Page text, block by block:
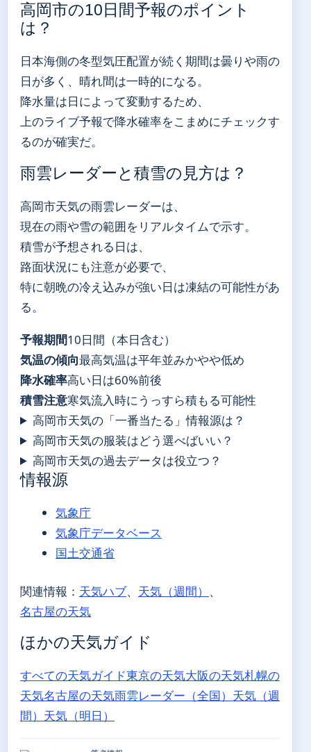
高岡市の10日間予報のポイント
は？
日本海側の冬型気圧配置が続く期間は曇りや雨の
日が多く、晴れ間は一時的になる。
降水量は日によって変動するため、
上のライブ予報で降水確率をこまめにチェックす
るのが確実だ。
雨雲レーダーと積雪の見方は？
高岡市天気の雨雲レーダーは、
現在の雨や雪の範囲をリアルタイムで示す。
積雪が予想される日は、
路面状況にも注意が必要で、
特に朝晩の冷え込みが強い日は凍結の可能性があ
る。
予報期間10日間（本日含む）
気温の傾向最高気温は平年並みかやや低め
降水確率高い日は60%前後
積雪注意寒気流入時にうっすら積もる可能性
高岡市天気の「一番当たる」情報源は？
高岡市天気の服装はどう選べばいい？
高岡市天気の過去データは役立つ？
情報源
気象庁
気象庁データベース
国土交通省
関連情報： 天気ハブ、 天気（週間） 、
名古屋の天気
ほかの天気ガイド
すべての天気ガイド東京の天気大阪の天気札幌の
天気名古屋の天気雨雲レーダー（全国） 天気（週
間） 天気（明日）